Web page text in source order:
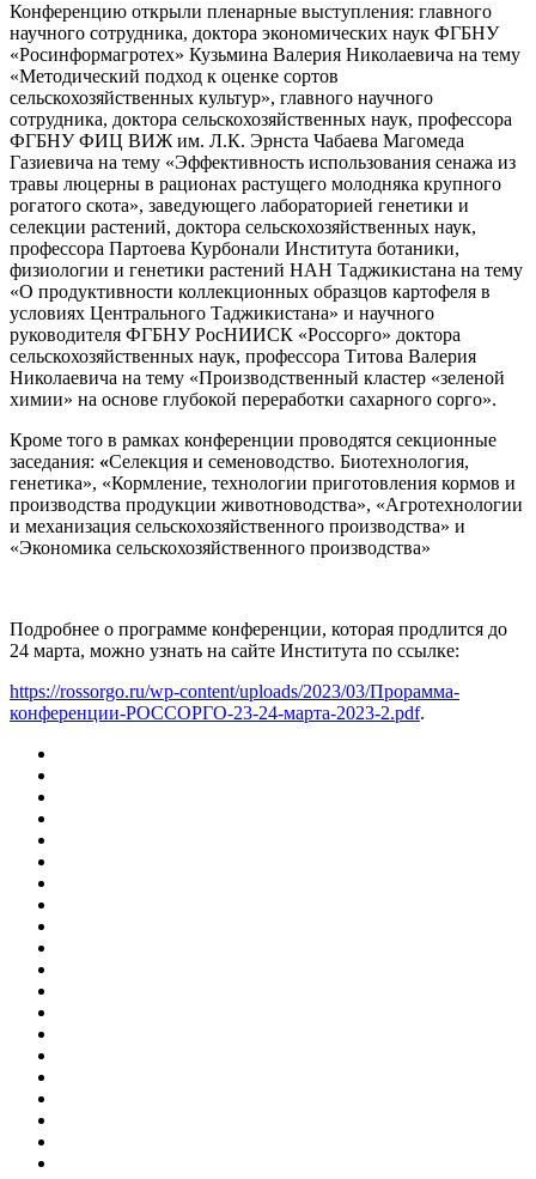
Конференцию открыли пленарные выступления: главного
научного сотрудника, доктора экономических наук ФГБНУ
«Росинформагротех» Кузьмина Валерия Николаевича на тему
«Методический подход к оценке сортов
сельскохозяйственных культур», главного научного
сотрудника, доктора сельскохозяйственных наук, профессора
ФГБНУ ФИЦ ВИЖ им. Л.К. Эрнста Чабаева Магомеда
Газиевича на тему «Эффективность использования сенажа из
травы люцерны в рационах растущего молодняка крупного
рогатого скота», заведующего лабораторией генетики и
селекции растений, доктора сельскохозяйственных наук,
профессора Партоева Курбонали Института ботаники,
физиологии и генетики растений НАН Таджикистана на тему
«О продуктивности коллекционных образцов картофеля в
условиях Центрального Таджикистана» и научного
руководителя ФГБНУ РосНИИСК «Россорго» доктора
сельскохозяйственных наук, профессора Титова Валерия
Николаевича на тему «Производственный кластер «зеленой
химии» на основе глубокой переработки сахарного сорго».
Кроме того в рамках конференции проводятся секционные
заседания: «Селекция и семеноводство. Биотехнология,
генетика», «Кормление, технологии приготовления кормов и
производства продукции животноводства», «Агротехнологии
и механизация сельскохозяйственного производства» и
«Экономика сельскохозяйственного производства»
Подробнее о программе конференции, которая продлится до
24 марта, можно узнать на сайте Института по ссылке:
https://rossorgo.ru/wp-content/uploads/2023/03/Прорамма-
конференции-РОССОРГО-23-24-марта-2023-2.pdf.